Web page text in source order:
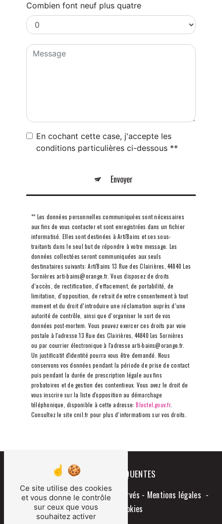
Combien font neuf plus quatre
En cochant cette case, j'accepte les
conditions particulières ci-dessous **
Envoyer
** Les données personnelles communiquées sont nécessaires
aux fins de vous contacter et sont enregistrées dans un fichier
informatisé. Elles sont destinées à Arti'Bains et ses sous-
traitants dans le seul but de répondre à votre message. Les
données collectées seront communiquées aux seuls
destinataires suivants: Arti'Bains 13 Rue des Clairières, 44840 Les
Sornières arti-bains@orange.fr. Vous disposez de droits
d’accès, de rectification, d’effacement, de portabilité, de
limitation, d’opposition, de retrait de votre consentement à tout
moment et du droit d’introduire une réclamation auprès d’une
autorité de contrôle, ainsi que d’organiser le sort de vos
données post-mortem. Vous pouvez exercer ces droits par voie
postale à l'adresse 13 Rue des Clairières, 44840 Les Sornières
ou par courrier électronique à l'adresse arti-bains@orange.fr.
Un justificatif d'identité pourra vous être demandé. Nous
conservons vos données pendant la période de prise de contact
puis pendant la durée de prescription légale aux fins
probatoires et de gestion des contentieux. Vous avez le droit de
vous inscrire sur la liste d'opposition au démarchage
téléphonique, disponible à cette adresse: Bloctel.gouv.fr.
Consultez le site cnil.fr pour plus d’informations sur vos droits.
RECHERCHES FRÉQUENTES
Vistalid- 2026 - Tous droits réservés - Mentions légales -
Gestion des cookies
Ce site utilise des cookies
et vous donne le contrôle
sur ceux que vous
souhaitez activer